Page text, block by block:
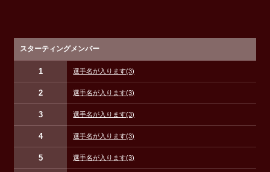
スターティングメンバー
1 選手名が入ります(3)
2 選手名が入ります(3)
3 選手名が入ります(3)
4 選手名が入ります(3)
5 選手名が入ります(3)